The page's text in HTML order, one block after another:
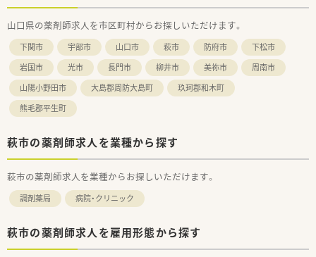
山口県の薬剤師求人を市区町村からお探しいただけます。
下関市 宇部市 山口市 萩市 防府市
下松市
岩国市
光市 長門市 柳井市 美祢市
周南市
山陽小野田市
大島郡周防大島町
玖珂郡和木町
熊毛郡平生町
萩市の薬剤師求人を業種から探す
萩市の薬剤師求人を業種からお探しいただけます。
調剤薬局 病院・クリニック
萩市の薬剤師求人を雇用形態から探す